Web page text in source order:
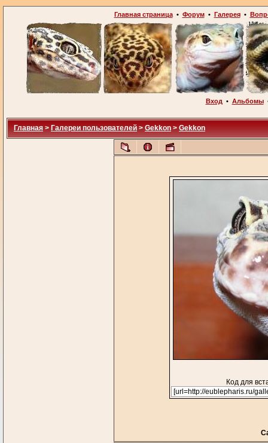
Главная страница• Форум• Галерея•
Вход • Альбомы
Главная > Галереи пользователей > Gekkon > Gekkon
Код для